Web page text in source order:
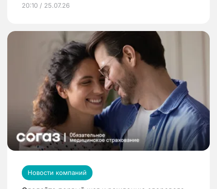
20:10 / 25.07.26
Новости компаний